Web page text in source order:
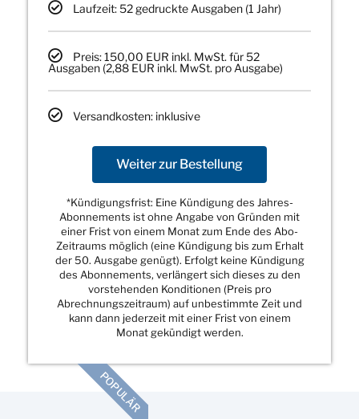
Laufzeit: 52 gedruckte Ausgaben (1 Jahr)
Preis: 150,00 EUR inkl. MwSt. für 52
Ausgaben (2,88 EUR inkl. MwSt. pro Ausgabe)
Versandkosten: inklusive
Weiter zur Bestellung
*Kündigungsfrist: Eine Kündigung des Jahres-
Abonnements ist ohne Angabe von Gründen mit
einer Frist von einem Monat zum Ende des Abo-
Zeitraums möglich (eine Kündigung bis zum Erhalt
der 50. Ausgabe genügt). Erfolgt keine Kündigung
des Abonnements, verlängert sich dieses zu den
vorstehenden Konditionen (Preis pro
Abrechnungszeitraum) auf unbestimmte Zeit und
kann dann jederzeit mit einer Frist von einem
Monat gekündigt werden.
POPULÄR